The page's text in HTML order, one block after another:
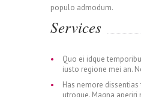
populo admodum.
Services
Quo ei idque
iusto regione mei an.
Has nemore dissentias
21